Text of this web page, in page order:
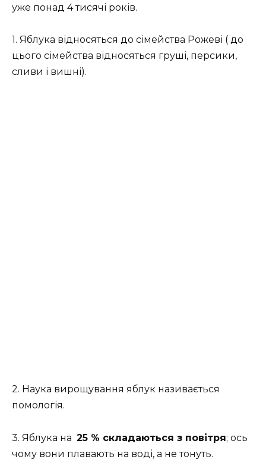
уже понад 4 тисячі років.
1. Яблука відносяться до сімейства Рожеві ( до
цього сімейства відносяться груші, персики,
сливи і вишні).
2. Наука вирощування яблук називається
помологія.
3. Яблука на 25 % складаються з повітря; ось
чому вони плавають на воді, а не тонуть.